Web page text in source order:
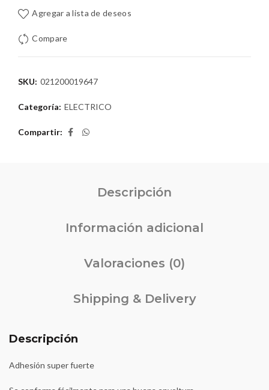
Agregar a lista de deseos
Compare
SKU: 021200019647
Categoría: ELECTRICO
Compartir
Descripción
Información adicional
Valoraciones (0)
Shipping & Delivery
Descripción
Adhesión super fuerte